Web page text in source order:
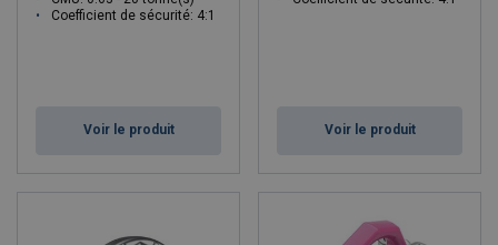
Coefficient de sécurité: 4:1
Voir le produit Voir le produit